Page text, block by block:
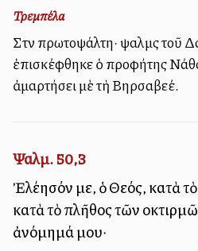
Τρεμπέλα
Στὸν πρωτοψάλτη· ψαλμὸς τοῦ
ἐπισκέφθηκε ὁ προφήτης
ἀμαρτήσει μὲ τὴ Βηρσαβεέ.
Ψαλμ. 50,3
Ἐλέησόν με, ὁ Θεός, κατὰ
κατὰ τὸ πλῆθος τῶν
ἀνόμημά μου·